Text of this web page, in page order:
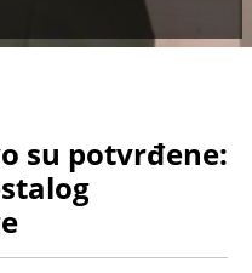
su potvrđene: